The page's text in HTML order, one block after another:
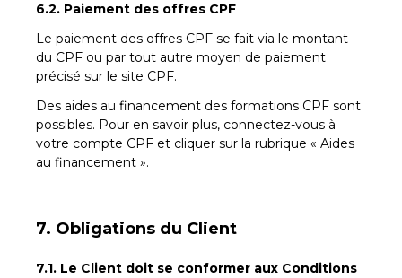
6.2. Paiement des offres CPF
Le paiement des offres CPF se fait via le montant
du CPF ou par tout autre moyen de paiement
précisé sur le site CPF.
Des aides au financement des formations CPF sont
possibles. Pour en savoir plus, connectez-vous à
votre compte CPF et cliquer sur la rubrique « Aides
au financement ».
7. Obligations du Client
7.1. Le Client doit se conformer aux Conditions